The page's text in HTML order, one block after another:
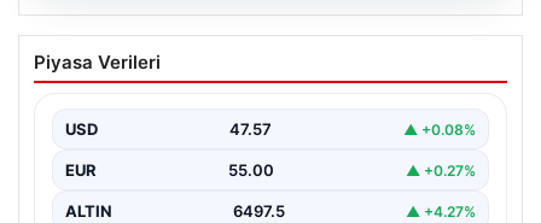
05.08.2026
Terörle Mücadelede Tarihi Adım: Yeni
Çerçeve Yasa Teklifi TBMM’ye Sunuldu
güçlendirmeye yönelik kapsamlı bir hukuki altyapı
oluşturmak…
Piyasa Verileri
USD 47.57 ▲ +0.08%
EUR 55.00 ▲ +0.27%
ALTIN 6497.5 ▲ +4.27%